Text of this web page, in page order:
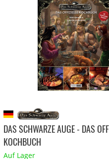
DAS SCHWARZE AUGE - DAS
KOCHBUCH
Auf Lager